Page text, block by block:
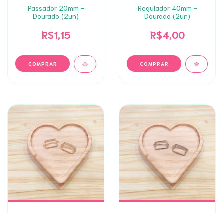
Passador 20mm -
Dourado (2un)
R$1,15
Regulador 40mm -
Dourado (2un)
R$4,00